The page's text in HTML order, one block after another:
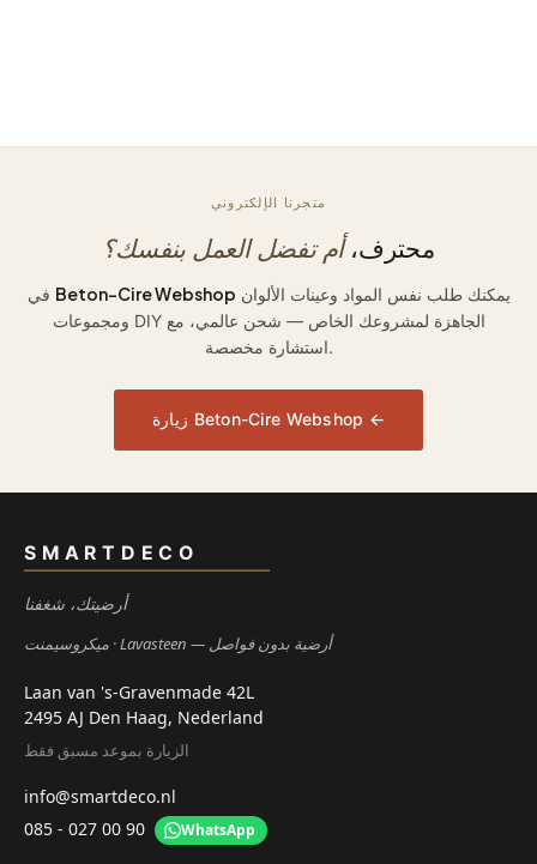
متجرنا الإلكتروني
محترف،أم تفضل العمل بنفسك؟
Beton-Cire Webshop
ومجموعات DIY الجاهزة لمشروعك الخاص — شحن عالمي، مع
استشارة مخصصة.
زيارة Beton-Cire Webshop ←
SMARTDECO
أرضيتك، شغفنا
ميكروسيمنت Lavasteen — أرضية بدون فواصل
Laan van 's-Gravenmade 42L
2495 AJ Den Haag, Nederland
الزيارة بموعد مسبق فقط
info@smartdeco.nl
085 - 027 00 90
WhatsApp